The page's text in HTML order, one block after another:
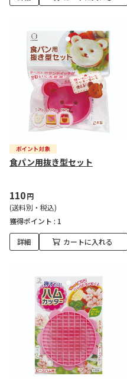
食パン用抜き型セット
110円
(送料別・税込)
獲得ポイント : 1
詳細 カートに入れる